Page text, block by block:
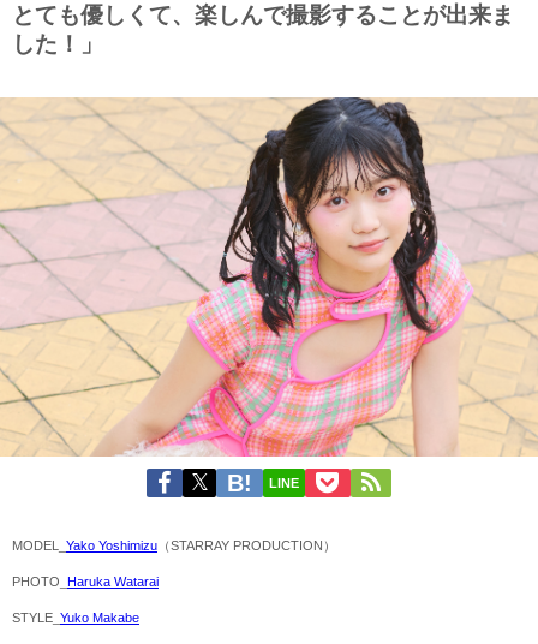
とても優しくて、楽しんで撮影することが出来ま
した！」
LINE
MODEL_ Yako Yoshimizu （STARRAY PRODUCTION）
PHOTO_ Haruka Watarai
STYLE_ Yuko Makabe